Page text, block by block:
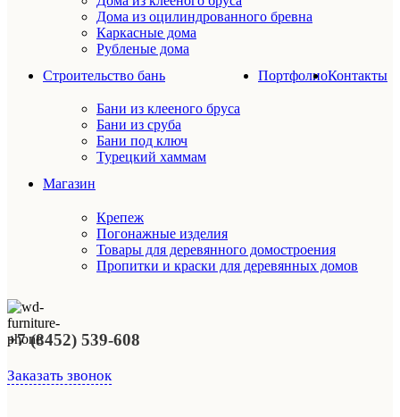
Дома из оцилиндрованного бревна
Каркасные дома
Рубленые дома
Строительство бань
Бани из клееного бруса
Бани из сруба
Бани под ключ
Турецкий хаммам
ПортфолиоКонтакты
Магазин
Крепеж
Погонажные изделия
Товары для деревянного домостроения
Пропитки и краски для деревянных домов
+7 (8452) 539-608
Заказать звонок